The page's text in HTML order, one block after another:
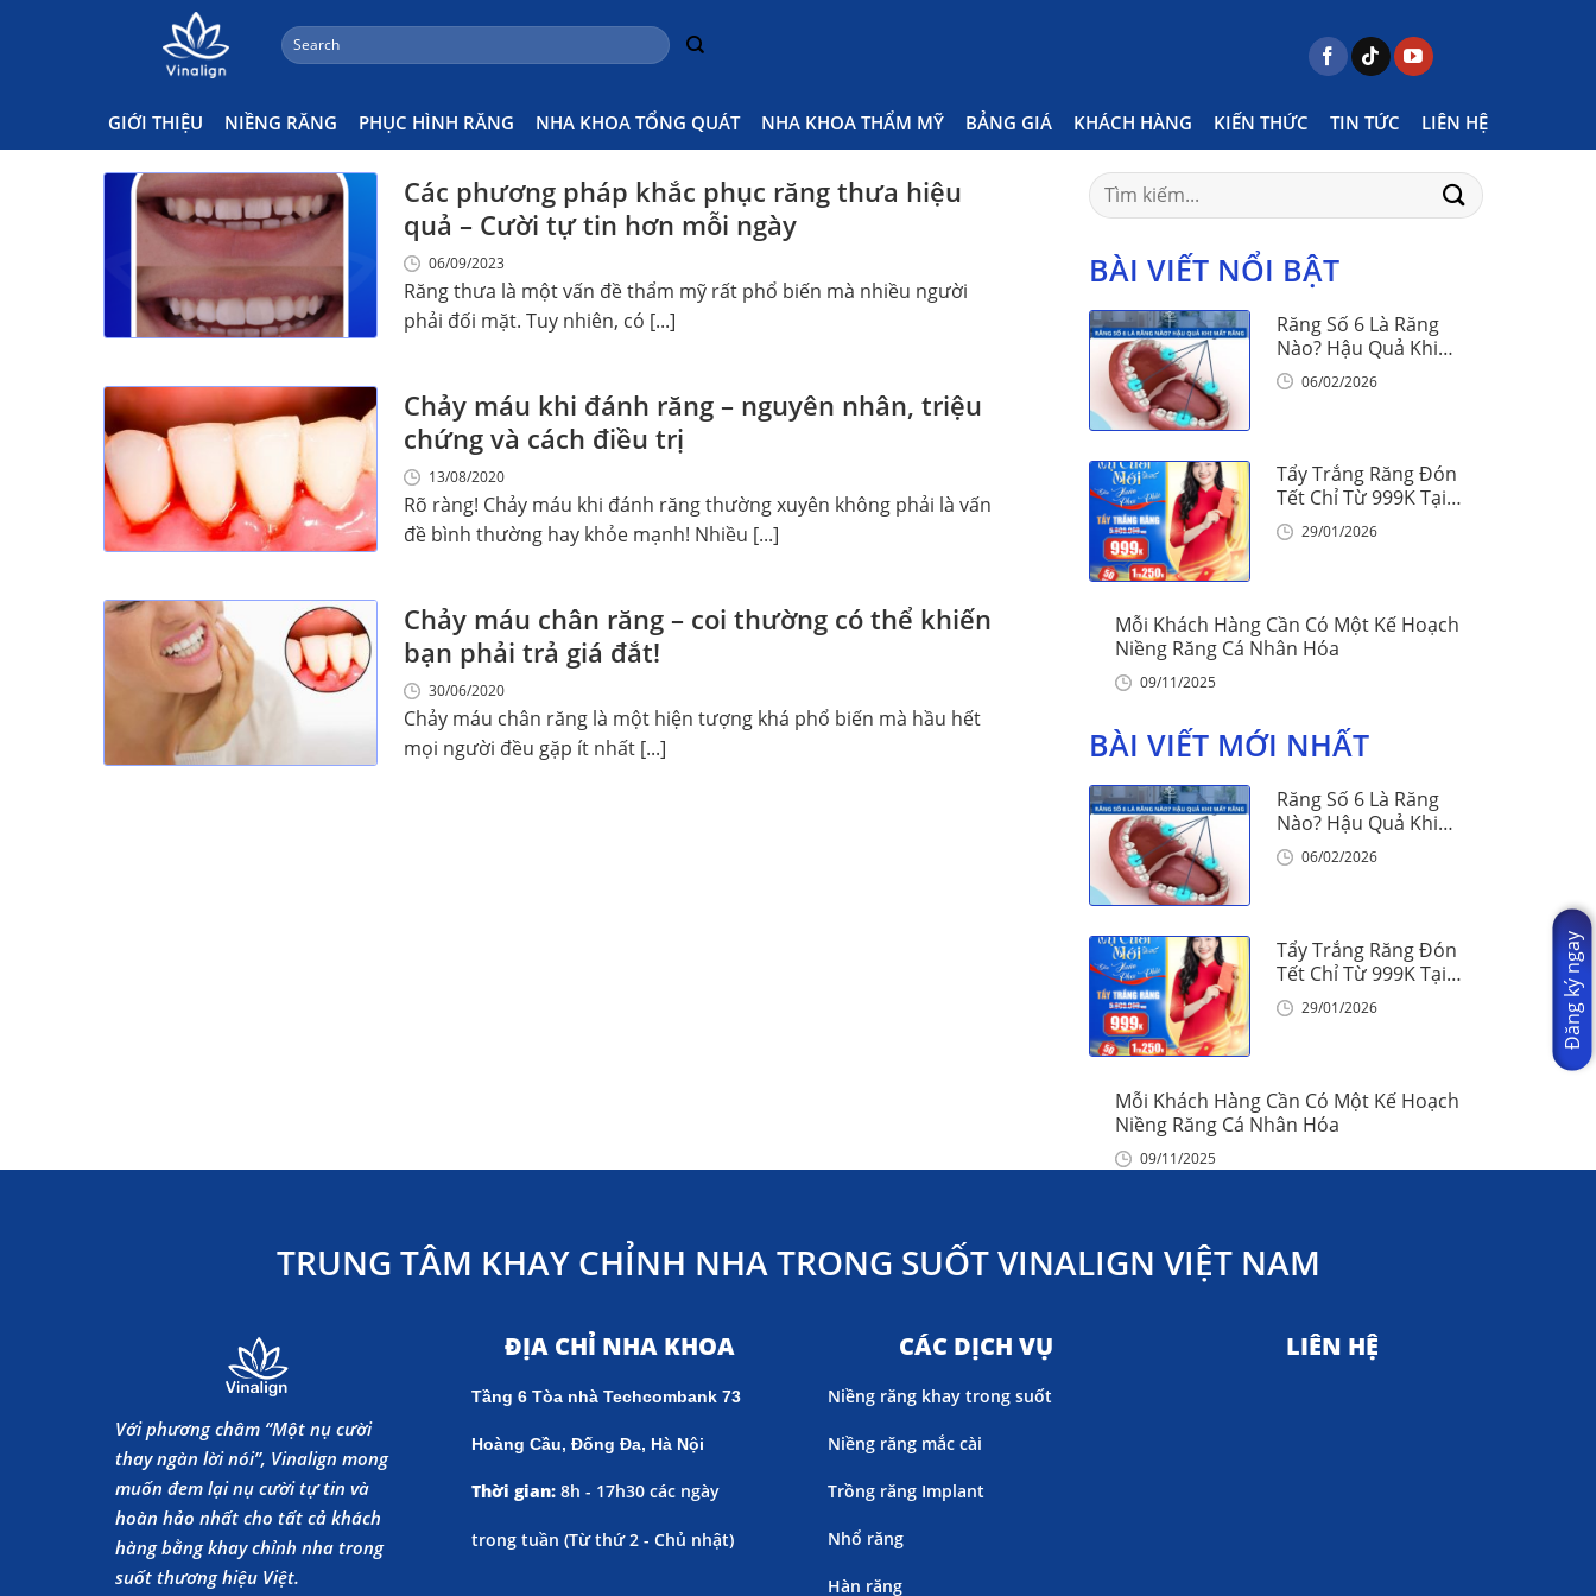
Search
for:
GIỚI THIỆU NIỀNG RĂNG PHỤC HÌNH RĂNG NHA KHOA TỔNG QUÁT NHA KHOA THẨM MỸ BẢNG GIÁ KHÁCH HÀNG KIẾN THỨC TIN TỨC LIÊN HỆ
Cách Khắc Phục Posts tagged "cách khắc phục"
Các phương pháp khắc phục răng thưa hiệu
quả – Cười tự tin hơn mỗi ngày
06/09/2023
Răng thưa là một vấn đề thẩm mỹ rất phổ biến mà nhiều người
phải đối mặt. Tuy nhiên, có [...]
Chảy máu khi đánh răng – nguyên nhân, triệu
chứng và cách điều trị
13/08/2020
Rõ ràng! Chảy máu khi đánh răng thường xuyên không phải là vấn
đề bình thường hay khỏe mạnh! Nhiều [...]
Chảy máu chân răng – coi thường có thể khiến
bạn phải trả giá đắt!
30/06/2020
Chảy máu chân răng là một hiện tượng khá phổ biến mà hầu hết
mọi người đều gặp ít nhất [...]
Search
for:
BÀI VIẾT NỔI BẬT
Răng Số 6 Là Răng
Nào? Hậu Quả Khi
Mất Răng Số 6
06/02/2026
Tẩy Trắng Răng Đón
Tết Chỉ Từ 999K Tại
Nha Khoa Vinalign
29/01/2026
Mỗi Khách Hàng Cần Có Một Kế Hoạch
Niềng Răng Cá Nhân Hóa
09/11/2025
BÀI VIẾT MỚI NHẤT
Răng Số 6 Là Răng
Nào? Hậu Quả Khi
Mất Răng Số 6
06/02/2026
Tẩy Trắng Răng Đón
Tết Chỉ Từ 999K Tại
Nha Khoa Vinalign
29/01/2026
Mỗi Khách Hàng Cần Có Một Kế Hoạch
Niềng Răng Cá Nhân Hóa
09/11/2025
TRUNG TÂM KHAY CHỈNH NHA TRONG SUỐT VINALIGN VIỆT NAM
Với phương châm “Một nụ cười
thay ngàn lời nói”, Vinalign mong
muốn đem lại nụ cười tự tin và
hoàn hảo nhất cho tất cả khách
hàng bằng khay chỉnh nha trong
suốt thương hiệu Việt.
ĐỊA CHỈ NHA KHOA
Tầng 6 Tòa nhà Techcombank 73
Hoàng Cầu, Đống Đa, Hà Nội
Thời gian: 8h - 17h30 các ngày
trong tuần (Từ thứ 2 - Chủ nhật)
CÁC DỊCH VỤ
Niềng răng khay trong suốt
Niềng răng mắc cài
Trồng răng Implant
Nhổ răng
Hàn răng
LIÊN HỆ
Đăng ký ngay